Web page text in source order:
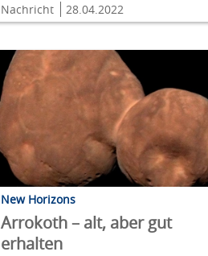
Nachricht 28.04.2022
New Horizons
Arrokoth – alt, aber gut
erhalten